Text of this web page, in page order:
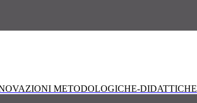
METODOLOGICHE-DIDATTICHE